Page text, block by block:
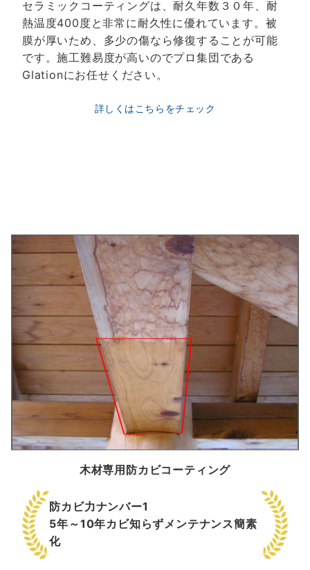
セラミックコーティングは、耐久年数３０年、耐
熱温度400度と非常に耐久性に優れています。被
膜が厚いため、多少の傷なら修復することが可能
です。施工難易度が高いのでプロ集団である
Glationにお任せください。
詳しくはこちらをチェック
木材専用防カビコーティング
防カビ力ナンバー1
5年～10年カビ知らずメンテナンス簡素
化